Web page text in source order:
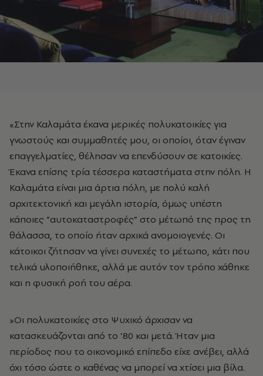
«Στην Καλαμάτα έκανα μερικές πολυκατοικίες για
γνωστούς και συμμαθητές μου, οι οποίοι, όταν έγιναν
επαγγελματίες, θέλησαν να επενδύσουν σε κατοικίες.
Έκανα επίσης τρία τέσσερα καταστήματα στην πόλη. Η
Καλαμάτα είναι μια άρτια πόλη, με πολύ καλή
αρχιτεκτονική και μεγάλη ιστορία, όμως υπέστη
κάποιες “αυτοκαταστροφές” στο μέτωπό της προς τη
θάλασσα, το οποίο ήταν αρχικά ανομοιογενές. Οι
κάτοικοι ζήτησαν να γίνει συνεχές το μέτωπο, κάτι που
τελικά υλοποιήθηκε, αλλά με αυτόν τον τρόπο χάθηκε
και η φυσική ροή του αέρα.
»Οι πολυκατοικίες στο Ψυχικό άρχισαν να
κατασκευάζονται από το ’80 και μετά. Ήταν μια
περίοδος που το οικονομικό επίπεδο είχε ανέβει, αλλά
όχι τόσο ώστε ο καθένας να μπορεί να χτίσει μια βίλα.